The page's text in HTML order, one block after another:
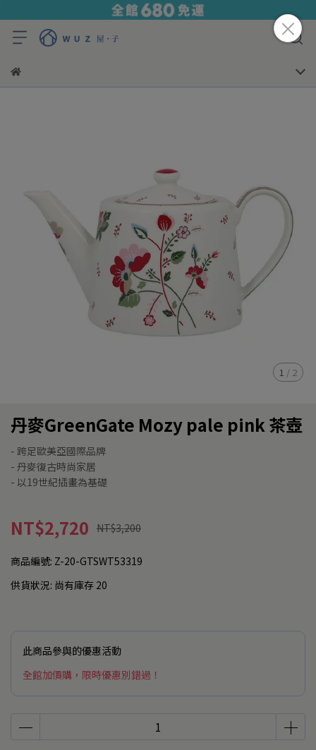
1 / 2
丹麥GreenGate Mozy pale pink 茶壺
- 跨足歐美亞國際品牌
- 丹麥復古時尚家居
- 以19世紀插畫為基礎
NT$2,720 NT$3,200
商品編號: Z-20-GTSWT53319
供貨狀況: 尚有庫存 20
此商品參與的優惠活動
全館加價購，限時優惠別錯過！